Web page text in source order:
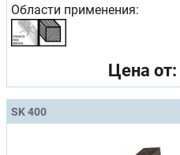
Области применения:
Цена от:
SK 400